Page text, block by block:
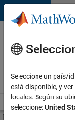
Saltar al contenido
Ofertas
de
empleo
MathWorks
Visión general
Seleccione un país/
está disponible, y
locales. Según su
seleccione:United